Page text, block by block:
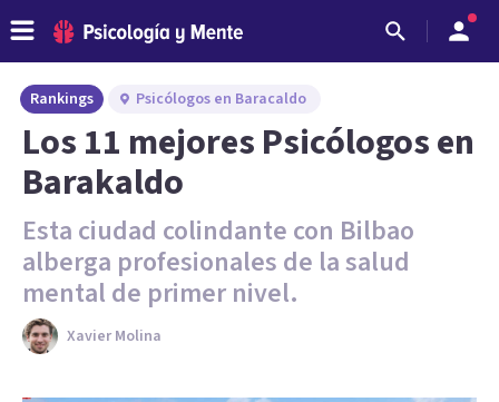
Rankings Psicólogos en Baracaldo
Los 11 mejores Psicólogos en
Barakaldo
Esta ciudad colindante con Bilbao
alberga profesionales de la salud
mental de primer nivel.
Xavier Molina